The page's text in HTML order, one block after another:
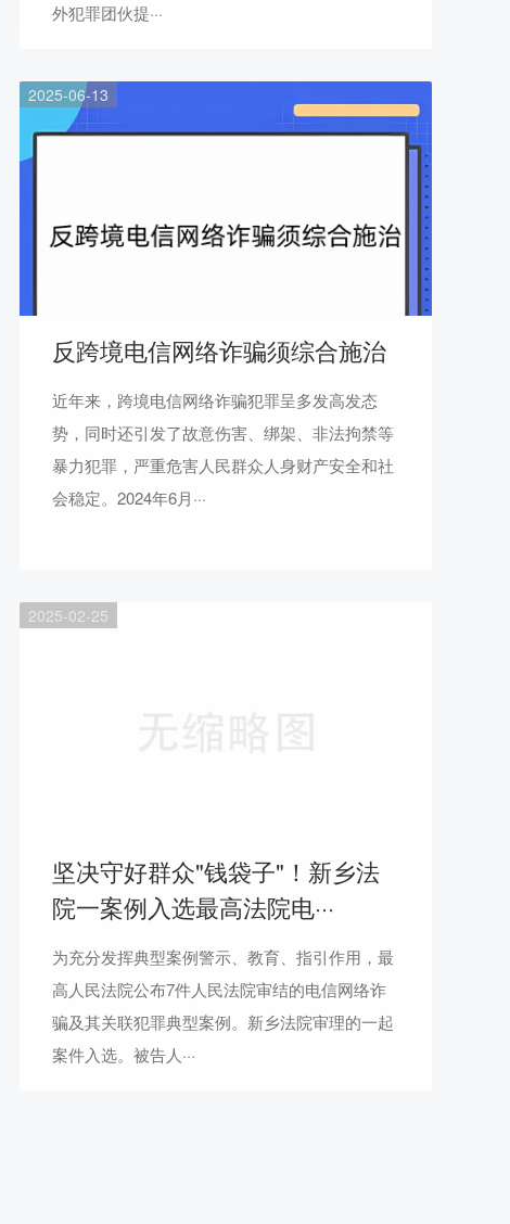
外犯罪团伙提···
2025-06-13
反跨境电信网络诈骗须综合施治
近年来，跨境电信网络诈骗犯罪呈多发高发态
势，同时还引发了故意伤害、绑架、非法拘禁等
暴力犯罪，严重危害人民群众人身财产安全和社
会稳定。2024年6月···
2025-02-25
坚决守好群众"钱袋子"！新乡法
院一案例入选最高法院电···
为充分发挥典型案例警示、教育、指引作用，最
高人民法院公布7件人民法院审结的电信网络诈
骗及其关联犯罪典型案例。新乡法院审理的一起
案件入选。被告人···